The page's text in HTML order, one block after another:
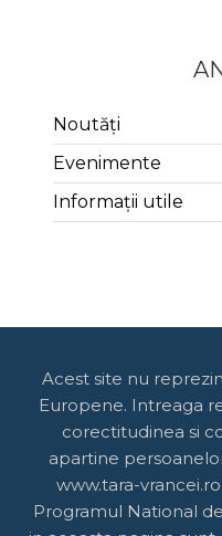
Noutăți
Evenimente
Informații utile
Acest site nu
Europene. Intreaga
corectitudinea si
apartine
www.tara-
Programul National